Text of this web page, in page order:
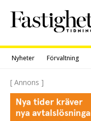
content
Nyheter Förvaltning
[ Annons ]